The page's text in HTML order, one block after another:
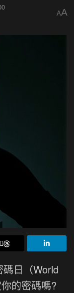
AA
日（World
的密碼嗎?